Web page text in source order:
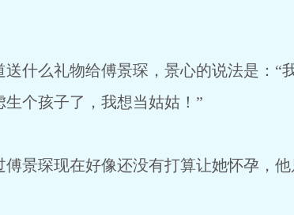
么礼物给傅景琛，景心的说法是：“
个孩子了，我想当姑姑！”
琛现在好像还没有打算让她怀孕，他